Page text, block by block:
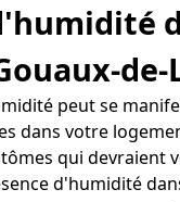
peut se
dans votre
qui devraient
d'humidité